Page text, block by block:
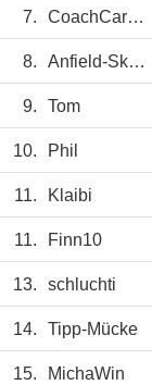
7. CoachCarter
8. Anfield-Skipper
9. Tom
10. Phil
11. Klaibi
11. Finn10
13. schluchti
14. Tipp-Mücke
15. MichaWin